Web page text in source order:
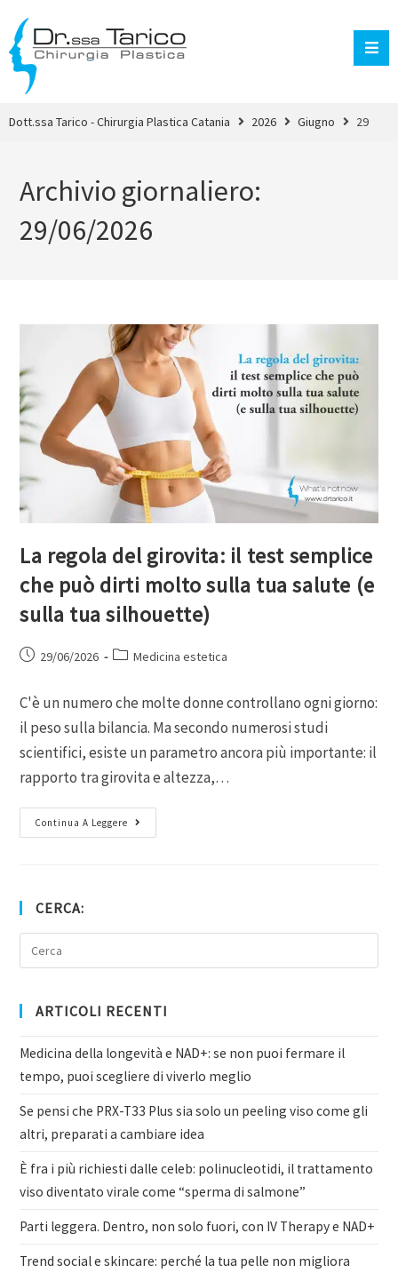
Dott.ssa Tarico - Chirurgia Plastica Catania 2026 Giugno 29
Archivio giornaliero:
29/06/2026
La regola del girovita: il test semplice
che può dirti molto sulla tua salute (e
sulla tua silhouette)
29/06/2026 Medicina estetica
C'è un numero che molte donne controllano ogni giorno:
il peso sulla bilancia. Ma secondo numerosi studi
scientifici, esiste un parametro ancora più importante: il
rapporto tra girovita e altezza,…
Continua A Leggere
CERCA:
ARTICOLI RECENTI
Medicina della longevità e NAD+: se non puoi fermare il
tempo, puoi scegliere di viverlo meglio
Se pensi che PRX-T33 Plus sia solo un peeling viso come gli
altri, preparati a cambiare idea
È fra i più richiesti dalle celeb: polinucleotidi, il trattamento
viso diventato virale come “sperma di salmone”
Parti leggera. Dentro, non solo fuori, con IV Therapy e NAD+
Trend social e skincare: perché la tua pelle non migliora